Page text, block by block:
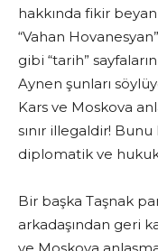
hakkında fikir
“Vahan
gibi “tarih”
Aynen şunları
Kars ve Moskova
sınır illegaldir!
diplomatik ve hukuki
Bir başka Taşnak
arkadaşından geri